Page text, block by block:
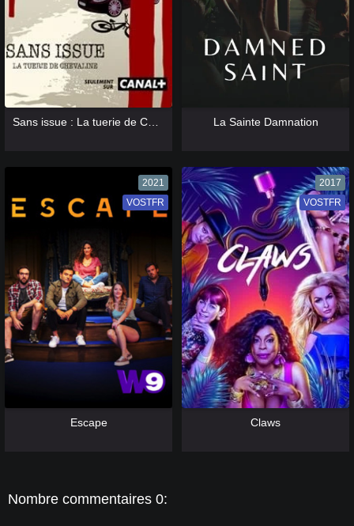
La Sainte Damnation
2021
VF
VOSTFR
Escape
2017
VF
VOSTFR
Claws
Nombre commentaires 0: